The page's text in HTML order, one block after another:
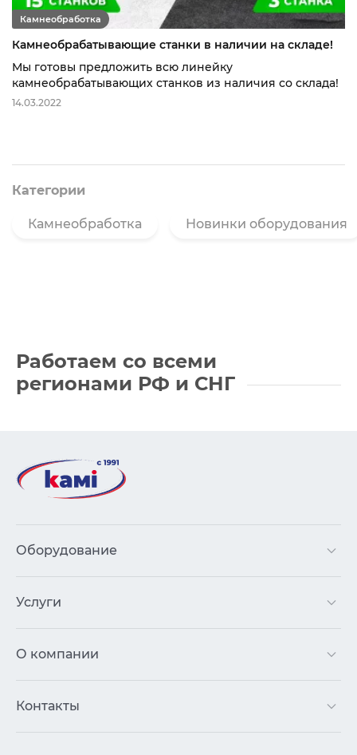
Камнеобработка
Камнеобрабатывающие станки в наличии на складе!
Мы готовы предложить всю линейку
камнеобрабатывающих станков из наличия со склада!
14.03.2022
Категории
Камнеобработка Новинки оборудования
Работаем со всеми
регионами РФ и СНГ
Оборудование
Услуги
О компании
Контакты